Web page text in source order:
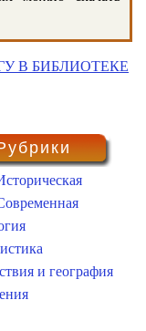
В БИБЛИОТЕКЕ
и география